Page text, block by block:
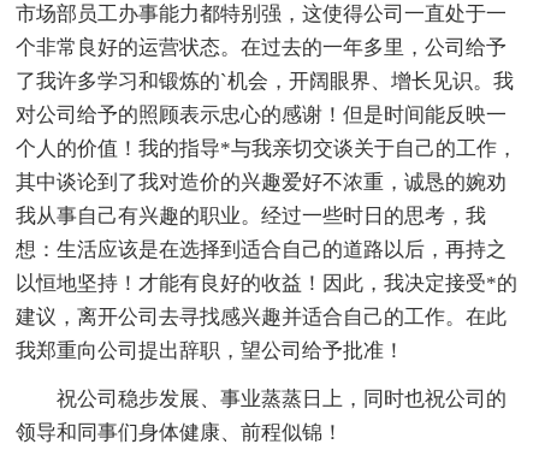
市场部员工办事能力都特别强，这使得公司一直处于一
个非常良好的运营状态。在过去的一年多里，公司给予
了我许多学习和锻炼的`机会，开阔眼界、增长见识。我
对公司给予的照顾表示忠心的感谢！但是时间能反映一
个人的价值！我的指导*与我亲切交谈关于自己的工作，
其中谈论到了我对造价的兴趣爱好不浓重，诚恳的婉劝
我从事自己有兴趣的职业。经过一些时日的思考，我
想：生活应该是在选择到适合自己的道路以后，再持之
以恒地坚持！才能有良好的收益！因此，我决定接受*的
建议，离开公司去寻找感兴趣并适合自己的工作。在此
我郑重向公司提出辞职，望公司给予批准！
祝公司稳步发展、事业蒸蒸日上，同时也祝公司的
领导和同事们身体健康、前程似锦！